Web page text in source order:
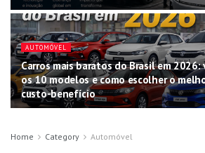
AUTOMÓVEL
Carros mais baratos do Brasil em 2026:
os 10 modelos e como escolher o
custo-benefício
Home Category Automóvel